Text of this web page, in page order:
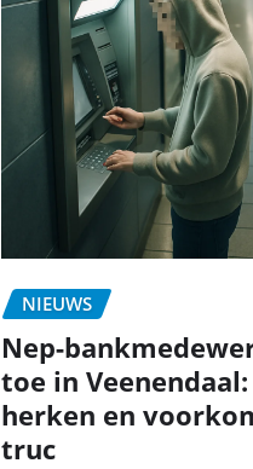
NIEUWS
Nep-
toe in Veenendaal:
herken en
truc